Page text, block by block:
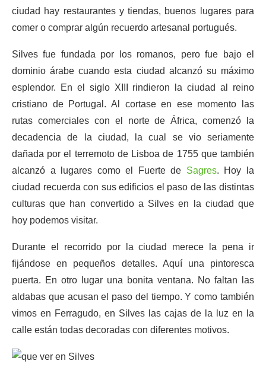
ciudad hay restaurantes y tiendas, buenos lugares para
comer o comprar algún recuerdo artesanal portugués.
Silves fue fundada por los romanos, pero fue bajo el
dominio árabe cuando esta ciudad alcanzó su máximo
esplendor. En el siglo XIII rindieron la ciudad al reino
cristiano de Portugal. Al cortase en ese momento las
rutas comerciales con el norte de África, comenzó la
decadencia de la ciudad, la cual se vio seriamente
dañada por el terremoto de Lisboa de 1755 que también
alcanzó a lugares como el Fuerte de Sagres. Hoy la
ciudad recuerda con sus edificios el paso de las distintas
culturas que han convertido a Silves en la ciudad que
hoy podemos visitar.
Durante el recorrido por la ciudad merece la pena ir
fijándose en pequeños detalles. Aquí una pintoresca
puerta. En otro lugar una bonita ventana. No faltan las
aldabas que acusan el paso del tiempo. Y como también
vimos en Ferragudo, en Silves las cajas de la luz en la
calle están todas decoradas con diferentes motivos.